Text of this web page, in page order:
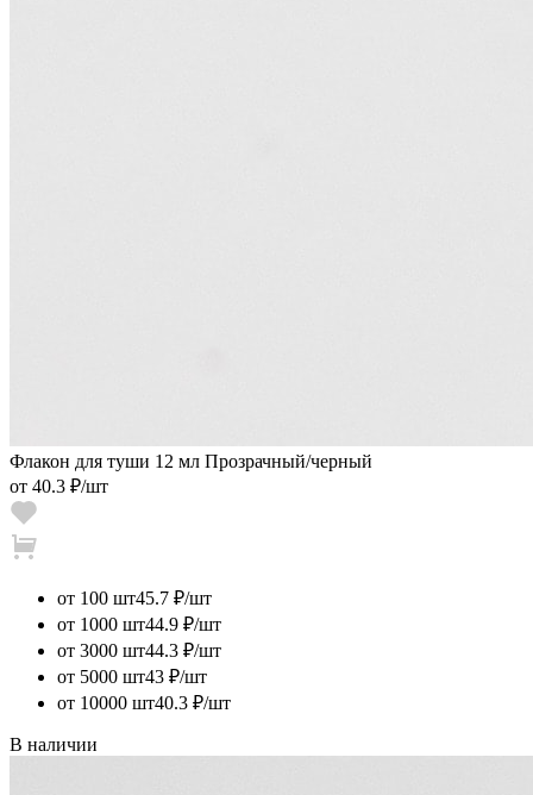
Флакон для туши 12 мл Прозрачный/черный
от 40.3 ₽/шт
от 100 шт45.7 ₽/шт
от 1000 шт44.9 ₽/шт
от 3000 шт44.3 ₽/шт
от 5000 шт43 ₽/шт
от 10000 шт40.3 ₽/шт
В наличии